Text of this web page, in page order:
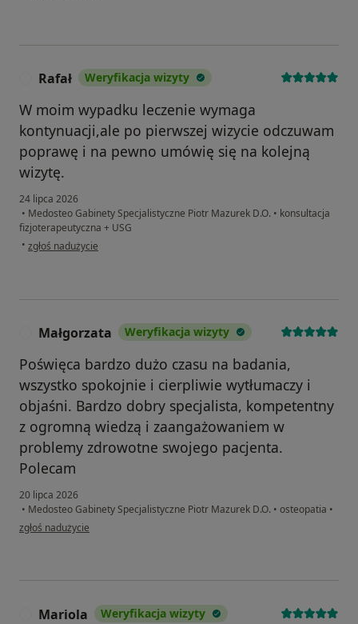
Rafał Weryfikacja wizyty
W moim wypadku leczenie wymaga
kontynuacji,ale po pierwszej wizycie odczuwam
poprawę i na pewno umówię się na kolejną
wizytę.
24 lipca 2026
• Medosteo Gabinety Specjalistyczne Piotr Mazurek D.O. • konsultacja
fizjoterapeutyczna + USG
• w opinii użytkownika Rafał
zgłoś nadużycie
Małgorzata Weryfikacja wizyty
Poświęca bardzo dużo czasu na badania,
wszystko spokojnie i cierpliwie wytłumaczy i
objaśni. Bardzo dobry specjalista, kompetentny
z ogromną wiedzą i zaangażowaniem w
problemy zdrowotne swojego pacjenta.
Polecam
20 lipca 2026
• Medosteo Gabinety Specjalistyczne Piotr Mazurek D.O. • osteopatia •
w opinii użytkownika Małgorzata
zgłoś nadużycie
Mariola Weryfikacja wizyty